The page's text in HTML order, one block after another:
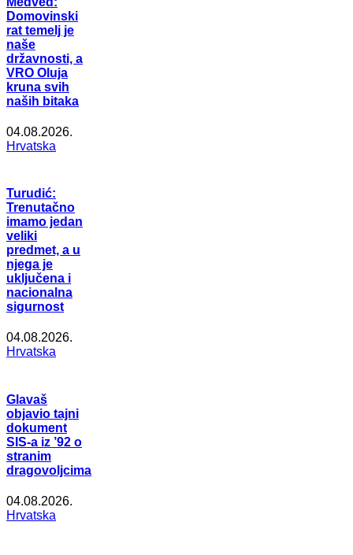
Domovinski
rat temelj je
naše
državnosti, a
VRO Oluja
kruna svih
naših bitaka
04.08.2026.
Hrvatska
Turudić:
Trenutačno
imamo jedan
veliki
predmet, a u
njega je
uključena i
nacionalna
sigurnost
04.08.2026.
Hrvatska
Glavaš
objavio tajni
dokument
SIS-a iz ’92 o
stranim
dragovoljcima
04.08.2026.
Hrvatska